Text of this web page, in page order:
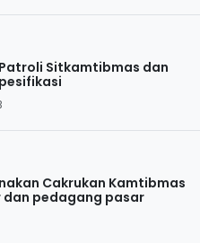
Sitkamtibmas dan
Cakrukan Kamtibmas
dan pedagang pasar